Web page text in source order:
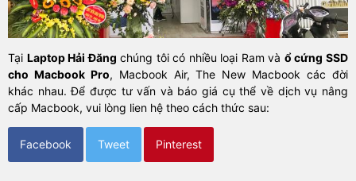
Tại Laptop Hải Đăng chúng tôi có nhiều loại Ram và ổ cứng SSD
cho Macbook Pro, Macbook Air, The New Macbook các đời
khác nhau. Để được tư vấn và báo giá cụ thể về dịch vụ nâng
cấp Macbook, vui lòng lien hệ theo cách thức sau:
Facebook Tweet Pinterest